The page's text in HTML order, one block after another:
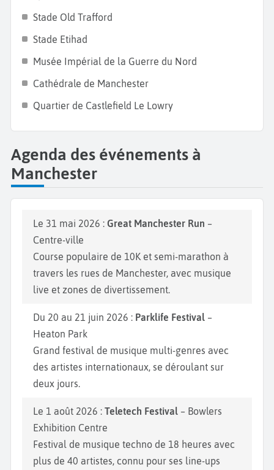
trouverez toujours une activité à faire pendant vos
Stade Old Trafford​
Stade Etihad​
Musée Impérial de la Guerre du Nord​
Cathédrale de Manchester​
Quartier de Castlefield​ Le Lowry
Agenda des événements à
Manchester
Le 31 mai 2026 : Great Manchester Run –
Centre-ville
Course populaire de 10K et semi-marathon à
travers les rues de Manchester, avec musique
live et zones de divertissement.
Du 20 au 21 juin 2026 : Parklife Festival –
Heaton Park
Grand festival de musique multi-genres avec
des artistes internationaux, se déroulant sur
deux jours.
Le 1 août 2026 : Teletech Festival – Bowlers
Exhibition Centre
Festival de musique techno de 18 heures avec
plus de 40 artistes, connu pour ses line-ups